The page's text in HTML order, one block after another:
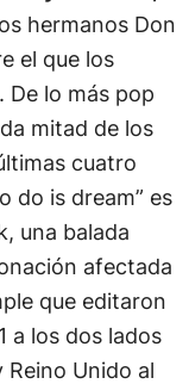
hermanos Don
el que los
De lo más pop
mitad de los
cuatro
do is dream” es
una balada
afectada
que editaron
a los dos lados
Unido al